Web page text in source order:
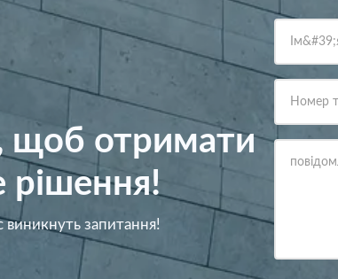
щоб отримати
рішення!
виникнуть запитання!
Номер